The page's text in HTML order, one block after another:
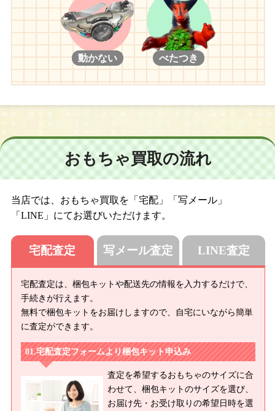
動かない べたつき
おもちゃ買取の流れ
当店では、おもちゃ買取を「宅配」「写メール」
「LINE」にてお選びいただけます。
宅配査定
宅配査定は、梱包キットや配送先の情報を入力するだけで、
手続きが行えます。
無料で梱包キットをお届けしますので、自宅にいながら簡単
に査定ができます。
宅配査定フォームより梱包キット申込み
査定を希望するおもちゃのサイズに合
わせて、梱包キットのサイズを選び、
お届け先・お受け取りの希望日時を選
写メール査定 LINE査定